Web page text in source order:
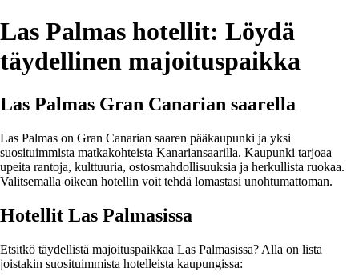
Las Palmas hotellit: Löydä
täydellinen majoituspaikka
Las Palmas Gran Canarian saarella
Las Palmas on Gran Canarian saaren pääkaupunki ja yksi
suosituimmista matkakohteista Kanariansaarilla. Kaupunki tarjoaa
upeita rantoja, kulttuuria, ostosmahdollisuuksia ja herkullista ruokaa.
Valitsemalla oikean hotellin voit tehdä lomastasi unohtumattoman.
Hotellit Las Palmasissa
Etsitkö täydellistä majoituspaikkaa Las Palmasissa? Alla on lista
joistakin suosituimmista hotelleista kaupungissa: